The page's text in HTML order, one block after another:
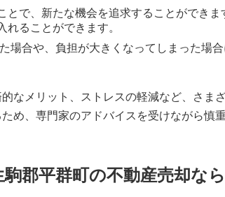
とで、新たな機会を追求することができ
ることができます。
場合や、負担が大きくなってしまった場
なメリット、ストレスの軽減など、さま
め、専門家のアドバイスを受けながら慎
駒郡平群町の不動産売却な